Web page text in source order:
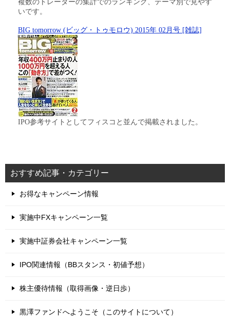
複数のトレーダーの集計でのランキング、テーマ別で見やす
いです。
BIG tomorrow (ビッグ・トゥモロウ) 2015年 02月号 [雑誌]
IPO参考サイトとしてフィスコと並んで掲載されました。
おすすめ記事・カテゴリー
お得なキャンペーン情報
実施中FXキャンペーン一覧
実施中証券会社キャンペーン一覧
IPO関連情報（BBスタンス・初値予想）
株主優待情報（取得画像・逆日歩）
黒澤ファンドへようこそ（このサイトについて）